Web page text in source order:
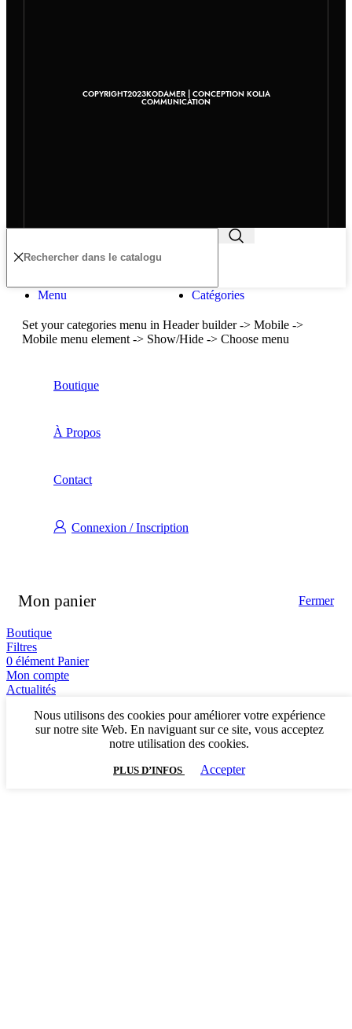
COPYRIGHT2023KODAMER | CONCEPTION KOLIA
COMMUNICATION
Menu Catégories
Set your categories menu in Header builder -> Mobile ->
Mobile menu element -> Show/Hide -> Choose menu
Boutique
À Propos
Contact
Connexion / Inscription
Mon panier Fermer
Boutique
Filtres
0 élément Panier
Mon compte
Actualités
Nous utilisons des cookies pour améliorer votre expérience
sur notre site Web. En naviguant sur ce site, vous acceptez
notre utilisation des cookies.
PLUS D’INFOS Accepter